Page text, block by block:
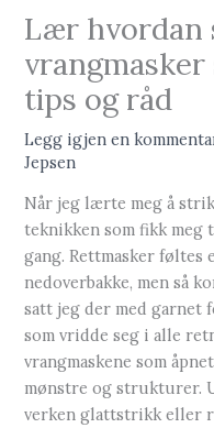
Lær hvordan
tips og råd
Legg igjen en
Jepsen
Når jeg lærte meg å
teknikken som fikk meg
gang. Rettmasker føltes
nedoverbakke, men så
satt jeg der med garnet
som vridde seg i alle
vrangmaskene som
mønstre og strukturer.
verken glattstrikk eller